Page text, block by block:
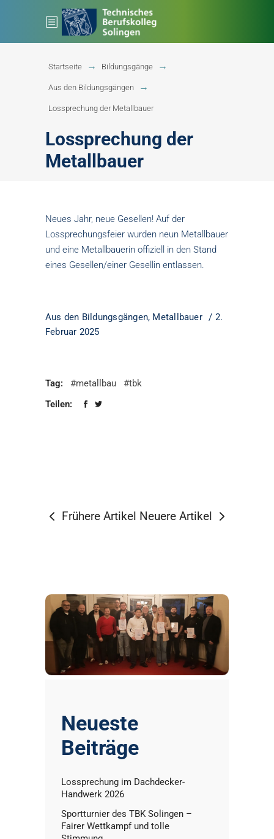
Startseite Bildungsgänge
Aus den Bildungsgängen
Lossprechung der Metallbauer
Lossprechung der
Metallbauer
Neues Jahr, neue Gesellen! Auf der
Lossprechungsfeier wurden neun Metallbauer
und eine Metallbauerin offiziell in den Stand
eines Gesellen/einer Gesellin entlassen.
Aus den Bildungsgängen, Metallbauer
2.
Februar 2025
Tag: #metallbau
#tbk
Teilen:
Frühere Artikel Neuere Artikel
Neueste
Beiträge
Lossprechung im Dachdecker-
Handwerk 2026
Sportturnier des TBK Solingen –
Fairer Wettkampf und tolle